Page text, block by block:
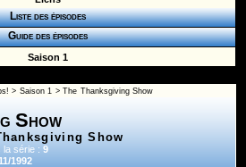
Liste des épisodes
Guide des épisodes
Saison 1
> Saison 1 > The Thanksgiving Show
Show
Show
la série :9
1992